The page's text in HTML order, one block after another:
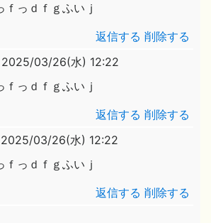
っｄｆｇふいｊ
返信する 削除する
2025/03/26(水) 12:22
っｄｆｇふいｊ
返信する 削除する
2025/03/26(水) 12:22
っｄｆｇふいｊ
返信する 削除する